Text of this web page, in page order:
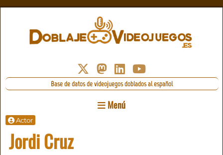
Base de datos de videojuegos doblados al español
Menú
Actor
Jordi Cruz